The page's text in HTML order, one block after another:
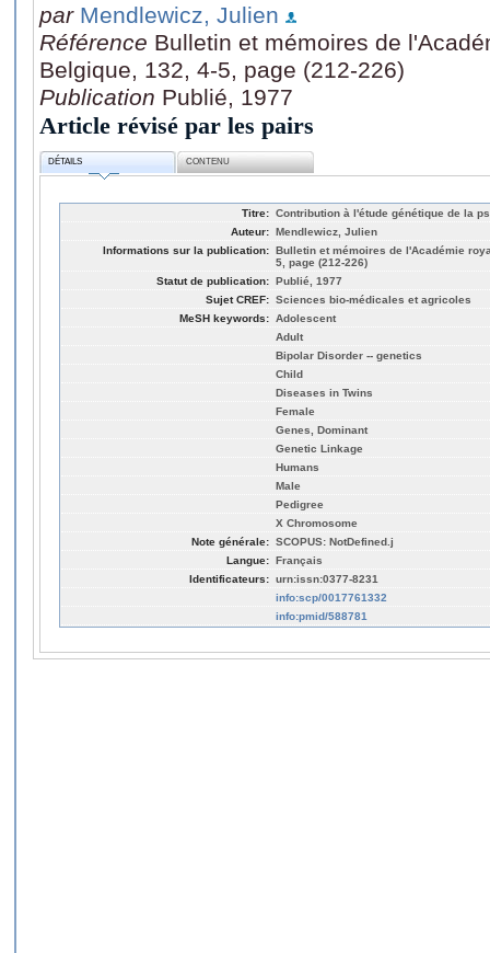
par Mendlewicz, Julien
Référence Bulletin et mémoires de
Belgique, 132, 4-5, page (212-226)
Publication Publié, 1977
Article révisé par les pairs
DÉTAILS CONTENU
Titre: Contribution à l'étude génétique de la
Auteur: Mendlewicz, Julien
Informations sur la publication: Bulletin et mémoires de l'Académie
5, page (212-226)
Statut de publication: Publié, 1977
Sujet CREF: Sciences bio-médicales et agricoles
MeSH keywords: Adolescent
Adult
Bipolar Disorder -- genetics
Child
Diseases in Twins
Female
Genes, Dominant
Genetic Linkage
Humans
Male
Pedigree
X Chromosome
Note générale: SCOPUS: NotDefined.j
Langue: Français
Identificateurs: urn:issn:0377-8231
info:scp/0017761332
info:pmid/588781